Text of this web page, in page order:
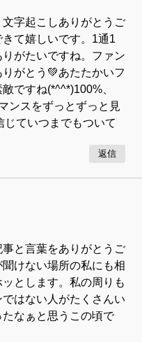
字起こしありがとうご
て嬉しいです。1通1
がたいですね。ファン
がとう💚あたたかいフ
ですね(*^^*)100%、
ンスをずっとずっと見
ていつまでもついて
返信
と言葉をありがとうご
けない場所の私にも相
とします。私の周りも
はない人がたくさんい
なぁと思うこの頃で